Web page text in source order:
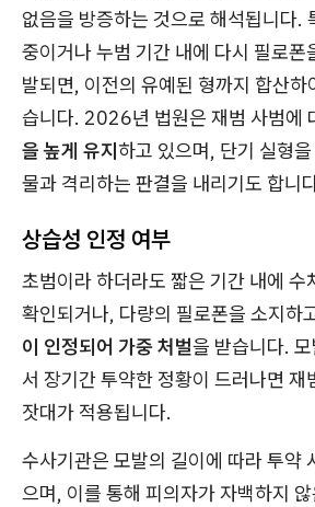
없음을 방증하는 것으로 해석됩니다.
중이거나 누범 기간 내에 다시 필로폰
발되면, 이전의 유예된 형까지 합산하
습니다. 2026년 법원은 재범 사범에
을 높게 유지하고 있으며, 단기 실형
물과 격리하는 판결을 내리기도 합니
상습성 인정 여부
초범이라 하더라도 짧은 기간 내에 수
확인되거나, 다량의 필로폰을 소지하
이 인정되어 가중 처벌을 받습니다.
서 장기간 투약한 정황이 드러나면 재
잣대가 적용됩니다.
수사기관은 모발의 길이에 따라 투약
으며, 이를 통해 피의자가 자백하지